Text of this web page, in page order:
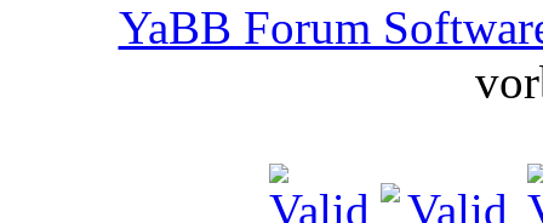
YaBB Forum